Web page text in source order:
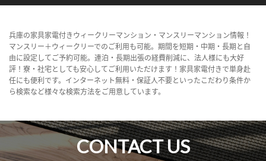
兵庫の家具家電付きウィークリーマンション・マンスリーマンション情報！
マンスリー＋ウィークリーでのご利用も可能。期間を短期・中期・長期と自
由に設定してご予約可能。連泊・長期出張の経費削減に、法人様にも大好
評！寮・社宅としても安心してご利用いただけます！家具家電付きで単身赴
任にも便利です。インターネット無料・保証人不要といったこだわり条件か
ら検索など様々な検索方法をご用意しています。
CONTACT US